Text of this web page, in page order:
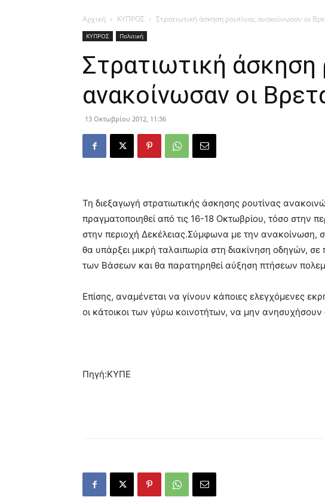
Αρχική ΚΥΠΡΟΣ Στρατιωτική άσκηση ρουτίνας ανακοίνωσαν οι
ΚΥΠΡΟΣ Πολιτική
Στρατιωτική άσκηση
ανακοίνωσαν οι
13 Οκτωβρίου 2012, 11:36
Τη διεξαγωγή στρατιωτικής άσκησης ρουτίνας
πραγματοποιηθεί από τις 16-18 Οκτωβρίου, τόσο στην
στην περιοχή Δεκέλειας.Σύμφωνα με την ανακοίνωση,
θα υπάρξει μικρή ταλαιπωρία στη διακίνηση οδηγών, σε
των Βάσεων και θα παρατηρηθεί αύξηση πτήσεων
Επίσης, αναμένεται να γίνουν κάποιες ελεγχόμενες
οι κάτοικοι των γύρω κοινοτήτων, να μην
Πηγή:ΚΥΠΕ